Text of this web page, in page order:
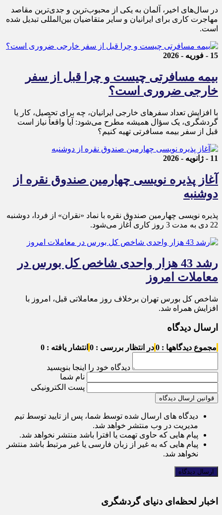
در سال‌های اخیر، آلمان به یکی از محبوب‌ترین و جدی‌ترین مقاصد
مهاجرت کاری برای ایرانیان و سایر متقاضیان بین‌المللی تبدیل شده
است.
15 - فوریه - 2026
بیمه مسافرتی چیست و چرا قبل از سفر
خارجی ضروری است؟
با افزایش تعداد سفرهای خارجی ایرانیان، چه برای تحصیل، کار یا
گردشگری، یک سؤال همیشه مطرح می‌شود: آیا واقعاً نیاز است
قبل از سفر بیمه مسافرتی تهیه کنیم؟
11 - ژانویه - 2026
آغاز پذیره نویسی چهارمین صندوق نقره از
دوشنبه
پذیره‌ نویسی چهارمین صندوق نقره با نماد «نقران» از فردا، دوشنبه
22 دی به مدت 3 روز کاری آغاز می‌شود.
رشد 43 هزار واحدی شاخص کل بورس در
معاملات امروز
شاخص کل بورس تهران برخلاف روز معاملاتی قبل، امروز با
افزایش همراه شد.
ارسال دیدگاه
مجموع دیدگاهها : 0 در انتظار بررسی : 0 انتشار یافته : 0
دیدگاه خود را اینجا بنویسید
نام شما
پست الکترونیکی
قوانین ارسال دیدگاه
دیدگاه های ارسال شده توسط شما، پس از تایید توسط تیم
مدیریت در وب منتشر خواهد شد.
پیام هایی که حاوی تهمت یا افترا باشد منتشر نخواهد شد.
پیام هایی که به غیر از زبان فارسی یا غیر مرتبط باشد منتشر
نخواهد شد.
اخبار لحظه‌ای دنیای گردشگری